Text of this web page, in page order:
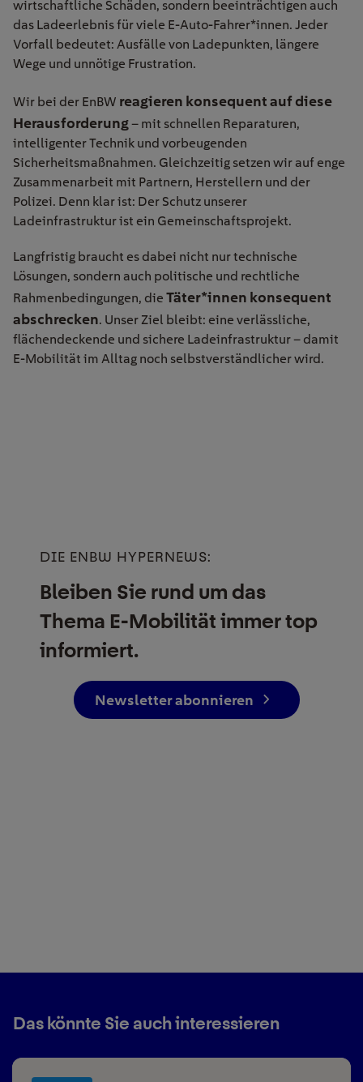
wirtschaftliche Schäden, sondern beeinträchtigen auch
das Ladeerlebnis für viele E-Auto-Fahrer*innen. Jeder
Vorfall bedeutet: Ausfälle von Ladepunkten, längere
Wege und unnötige Frustration.
Wir bei der EnBW reagieren konsequent auf diese
Herausforderung– mit schnellen Reparaturen,
intelligenter Technik und vorbeugenden
Sicherheitsmaßnahmen. Gleichzeitig setzen wir auf enge
Zusammenarbeit mit Partnern, Herstellern und der
Polizei. Denn klar ist: Der Schutz unserer
Ladeinfrastruktur ist ein Gemeinschaftsprojekt.
Langfristig braucht es dabei nicht nur technische
Lösungen, sondern auch politische und rechtliche
Rahmenbedingungen, die Täter*innen konsequent
abschrecken. Unser Ziel bleibt: eine verlässliche,
flächendeckende und sichere Ladeinfrastruktur – damit
E-Mobilität im Alltag noch selbstverständlicher wird.
DIE ENBW HYPERNEWS:
Bleiben Sie rund um das
Thema E-Mobilität immer top
informiert.
Newsletter abonnieren
Das könnte Sie auch interessieren